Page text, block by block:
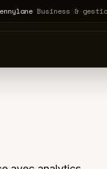
Business & gestionAccio